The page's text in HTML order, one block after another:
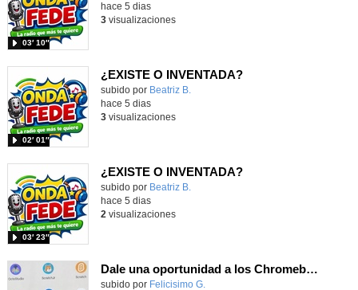
03′ 10″
hace 5 dias
3visualizaciones
¿EXISTE O INVENTADA?
Contenido educativo.
subido por Beatriz B.
02′ 01″
hace 5 dias
3visualizaciones
¿EXISTE O INVENTADA?
Contenido educativo.
subido por Beatriz B.
03′ 23″
hace 5 dias
2 visualizaciones
Dale una oportunidad a los Chromebooks y utiliza un proyector para realizar talleres si no tienes pantallas táctiles
Contenido educativo.
subido por Felicisimo G.